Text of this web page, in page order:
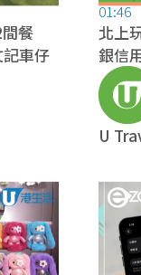
餐
車仔
01:46
北上
銀信
必睇
U